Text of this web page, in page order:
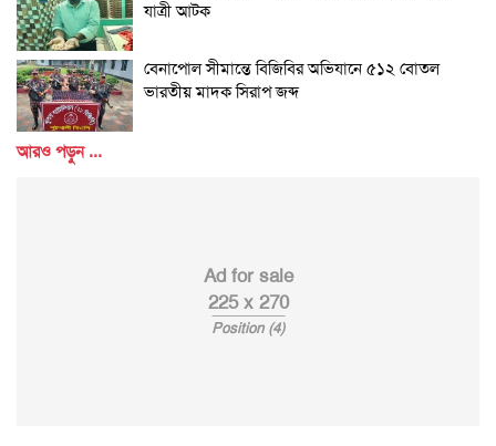
যাত্রী আটক
বেনাপোল সীমান্তে বিজিবির অভিযানে ৫১২ বোতল
ভারতীয় মাদক সিরাপ জব্দ
আরও পড়ুন ...
Ad for sale
225 x 270
Position (4)